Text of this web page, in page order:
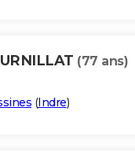
(77 ans)
(Indre)